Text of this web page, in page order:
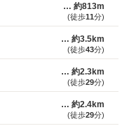
約813m
(徒歩11分)
約3.5km
(徒歩43分)
約2.3km
(徒歩29分)
約2.4km
(徒歩29分)